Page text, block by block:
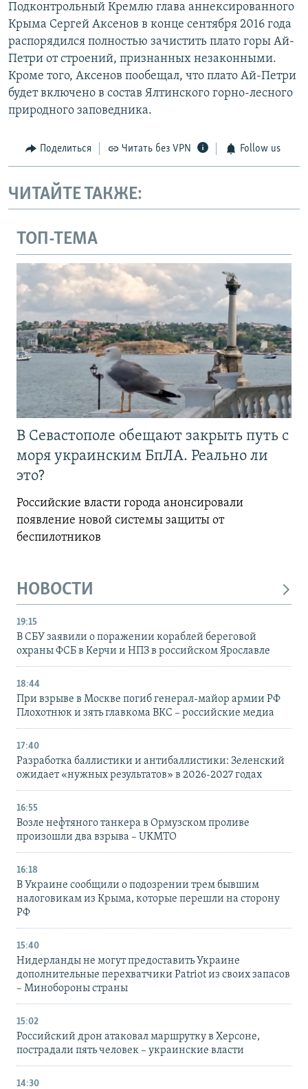
Подконтрольный Кремлю глава аннексированного
Крыма Сергей Аксенов в конце сентября 2016 года
распорядился полностью зачистить плато горы Ай-
Петри от строений, признанных незаконными.
Кроме того, Аксенов пообещал, что плато Ай-Петри
будет включено в состав Ялтинского горно-лесного
природного заповедника.
Поделиться Читать без VPN Follow us
ЧИТАЙТЕ ТАКЖЕ:
ТОП-ТЕМА
В Севастополе обещают закрыть путь с
моря украинским БпЛА. Реально ли
это?
Российские власти города анонсировали
появление новой системы защиты от
беспилотников
НОВОСТИ
19:15
В СБУ заявили о поражении кораблей береговой
охраны ФСБ в Керчи и НПЗ в российском Ярославле
18:44
При взрыве в Москве погиб генерал-майор армии РФ
Плохотнюк и зять главкома ВКС – российские медиа
17:40
Разработка баллистики и антибаллистики: Зеленский
ожидает «нужных результатов» в 2026-2027 годах
16:55
Возле нефтяного танкера в Ормузском проливе
произошли два взрыва – UKMTO
16:18
В Украине сообщили о подозрении трем бывшим
налоговикам из Крыма, которые перешли на сторону
РФ
15:40
Нидерланды не могут предоставить Украине
дополнительные перехватчики Patriot из своих запасов
– Минобороны страны
15:02
Российский дрон атаковал маршрутку в Херсоне,
пострадали пять человек – украинские власти
14:30